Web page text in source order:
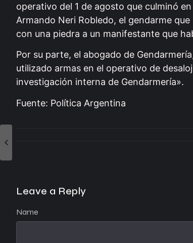
operativo del 1 de agosto que culminó
Armando Neri Robledo, el gendarme
con una piedra a un manifestante que
Por su parte, el abogado de
utilizado armas en el operativo de
investigación interna de Gendarmería».
Fuente: Política Argentina
Leave a Reply
Name